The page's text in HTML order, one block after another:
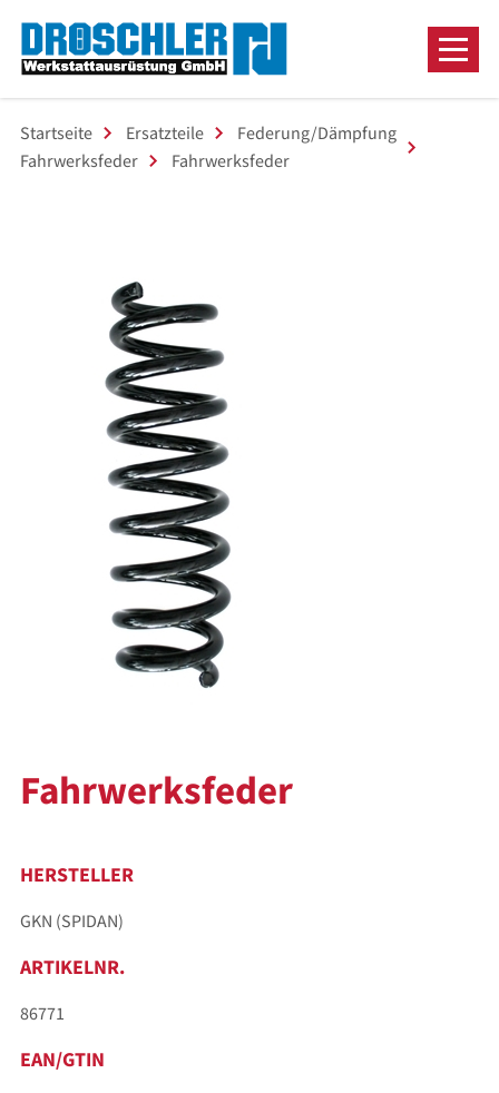
Startseite Ersatzteile
Federung/Dämpfung
Fahrwerksfeder
Fahrwerksfeder
Fahrwerksfeder
HERSTELLER
GKN (SPIDAN)
ARTIKELNR.
86771
EAN/GTIN